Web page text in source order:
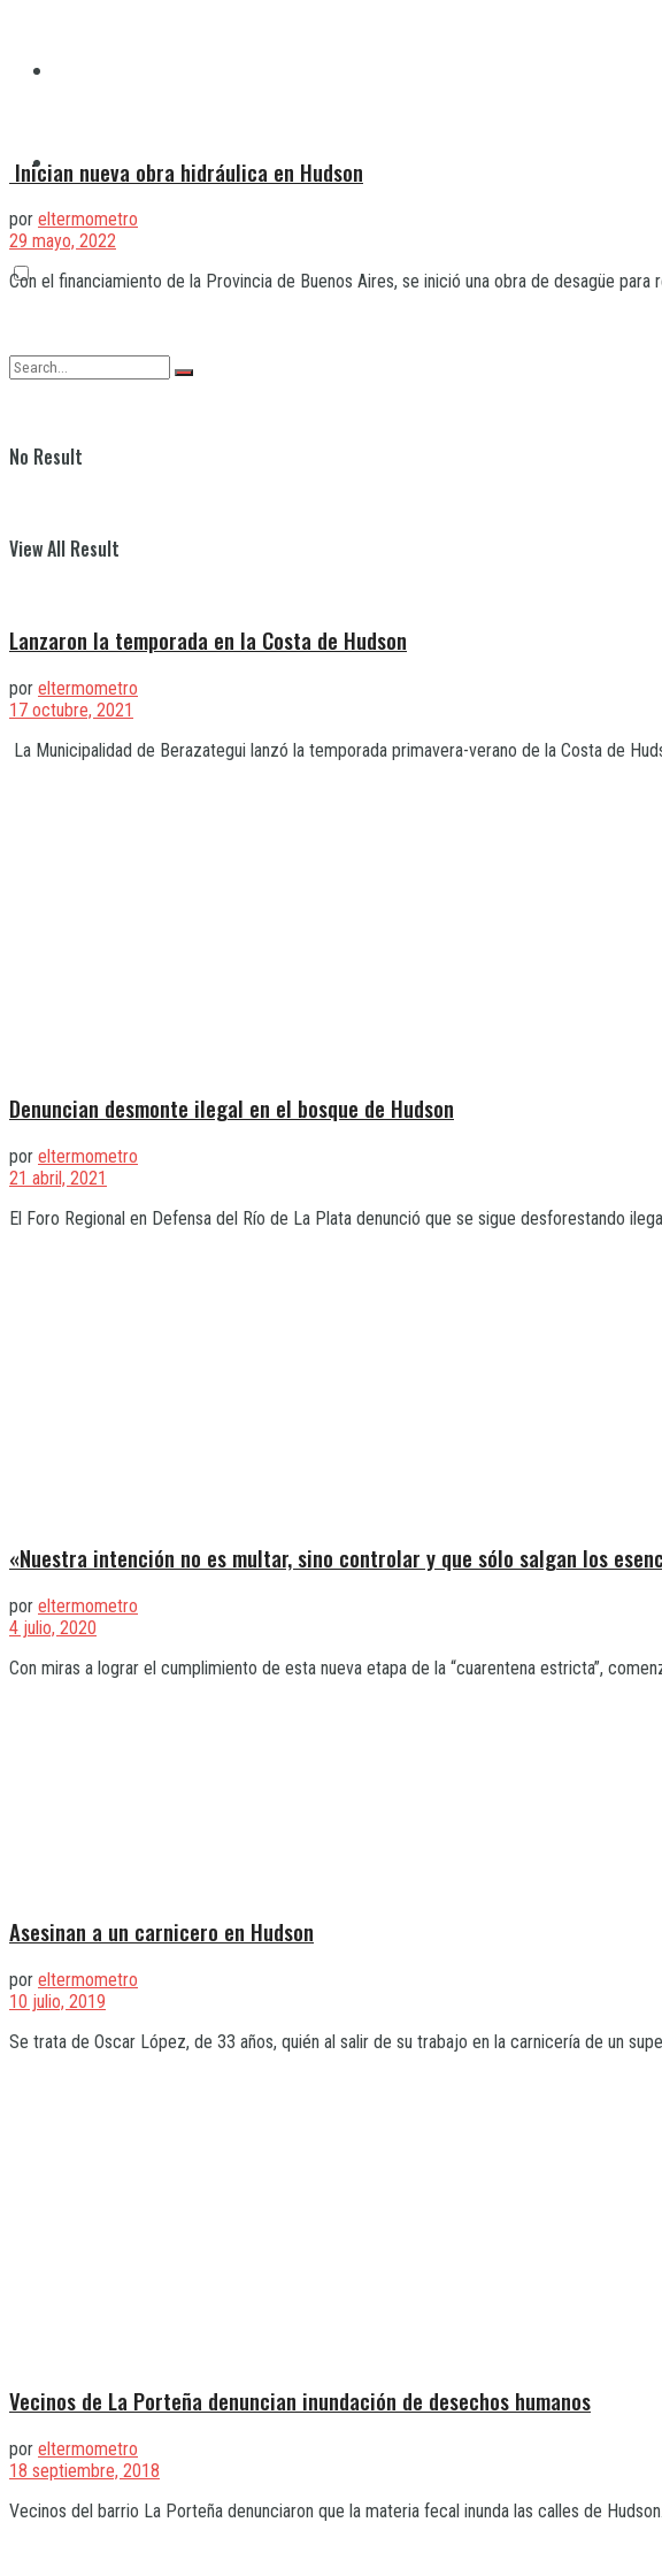
No Result
View All Result
Inician nueva obra hidráulica en Hudson
por eltermometro
29 mayo, 2022
Con el financiamiento de la Provincia de Buenos Aires, se inició una obra de desagüe
Lanzaron la temporada en la Costa de Hudson
por eltermometro
17 octubre, 2021
La Municipalidad de Berazategui lanzó la temporada primavera-verano de la Costa de
Denuncian desmonte ilegal en el bosque de Hudson
por eltermometro
21 abril, 2021
El Foro Regional en Defensa del Río de La Plata denunció que se sigue desforestando
«Nuestra intención no es multar, sino controlar y que sólo salgan los
por eltermometro
4 julio, 2020
Con miras a lograr el cumplimiento de esta nueva etapa de la “cuarentena estricta”,
Asesinan a un carnicero en Hudson
por eltermometro
10 julio, 2019
Se trata de Oscar López, de 33 años, quién al salir de su trabajo en la carnicería de un
Vecinos de La Porteña denuncian inundación de desechos humanos
por eltermometro
18 septiembre, 2018
Vecinos del barrio La Porteña denunciaron que la materia fecal inunda las calles de